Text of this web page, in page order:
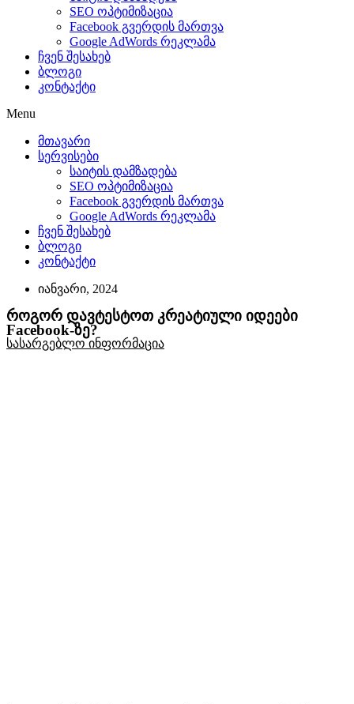
SEO ოპტიმიზაცია
Facebook გვერდის მართვა
Google AdWords რეკლამა
ჩვენ შესახებ
ბლოგი
კონტაქტი
Menu
მთავარი
სერვისები
საიტის დამზადება
SEO ოპტიმიზაცია
Facebook გვერდის მართვა
Google AdWords რეკლამა
ჩვენ შესახებ
ბლოგი
კონტაქტი
იანვარი, 2024
როგორ დავტესტოთ კრეატიული იდეები
Facebook-ზე?
სასარგებლო ინფორმაცია